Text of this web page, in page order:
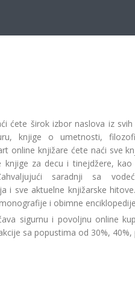
ćete širok izbor naslova iz
knjige o umetnosti,
online knjižare ćete naći sve
za decu i tinejdžere,
saradnji sa
i sve aktuelne knjižarske
i obimne
sigurnu i povoljnu online
sa popustima od 30%, 40%,